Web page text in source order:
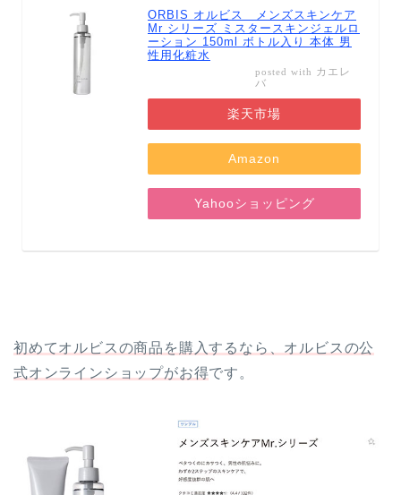
ORBIS オルビス メンズスキンケア
Mr シリーズ ミスタースキンジェルロ
ーション 150ml ボトル入り 本体 男
性用化粧水
posted with カエレ
バ
楽天市場
Amazon
Yahooショッピング
初めてオルビスの商品を購入するなら、オルビスの公
式オンラインショップがお得です。